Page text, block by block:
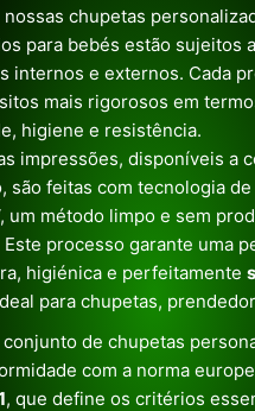
nossas chupetas
para bebés estão sujeitos
internos e externos. Cada
mais rigorosos em
higiene e resistência.
impressões, disponíveis a
são feitas com tecnologia
um método limpo e sem
processo garante uma
higiénica e perfeitamente
para chupetas,
conjunto de chupetas
com a norma
, que define os critérios